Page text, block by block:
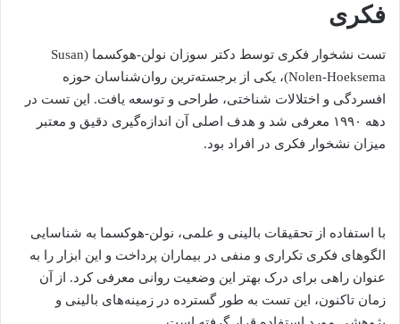
فکری
تست نشخوار فکری توسط دکتر سوزان نولن-هوکسما (Susan
Nolen-Hoeksema)، یکی از برجسته‌ترین روان‌شناسان حوزه
افسردگی و اختلالات شناختی، طراحی و توسعه یافت. این تست در
دهه ۱۹۹۰ معرفی شد و هدف اصلی آن اندازه‌گیری دقیق و معتبر
میزان نشخوار فکری در افراد بود.
با استفاده از تحقیقات بالینی و علمی، نولن-هوکسما به شناسایی
الگوهای فکری تکراری و منفی در بیماران پرداخت و این ابزار را به
عنوان راهی برای درک بهتر این وضعیت روانی معرفی کرد. از آن
زمان تاکنون، این تست به طور گسترده در زمینه‌های بالینی و